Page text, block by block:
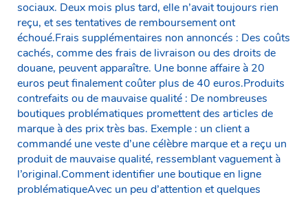
sociaux. Deux mois plus tard, elle n’avait toujours rien
reçu, et ses tentatives de remboursement ont
échoué.Frais supplémentaires non annoncés : Des coûts
cachés, comme des frais de livraison ou des droits de
douane, peuvent apparaître. Une bonne affaire à 20
euros peut finalement coûter plus de 40 euros.Produits
contrefaits ou de mauvaise qualité : De nombreuses
boutiques problématiques promettent des articles de
marque à des prix très bas. Exemple : un client a
commandé une veste d’une célèbre marque et a reçu un
produit de mauvaise qualité, ressemblant vaguement à
l’original.Comment identifier une boutique en ligne
problématiqueAvec un peu d’attention et quelques